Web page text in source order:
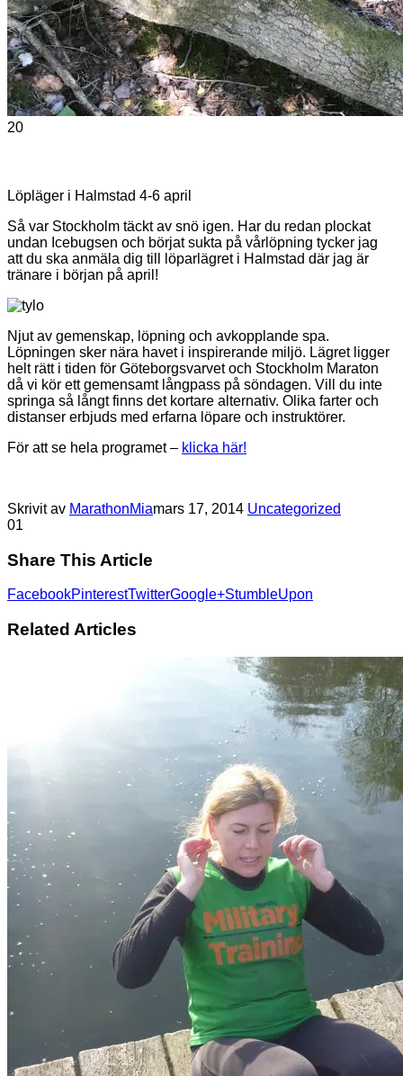
20
Löpläger i Halmstad 4-6 april
Så var Stockholm täckt av snö igen. Har du redan plockat
undan Icebugsen och börjat sukta på vårlöpning tycker jag
att du ska anmäla dig till löparlägret i Halmstad där jag är
tränare i början på april!
Njut av gemenskap, löpning och avkopplande spa.
Löpningen sker nära havet i inspirerande miljö. Lägret ligger
helt rätt i tiden för Göteborgsvarvet och Stockholm Maraton
då vi kör ett gemensamt långpass på söndagen. Vill du inte
springa så långt finns det kortare alternativ. Olika farter och
distanser erbjuds med erfarna löpare och instruktörer.
För att se hela programet – klicka här!
Skrivit av MarathonMiamars 17, 2014 Uncategorized
01
Share This Article
FacebookPinterestTwitterGoogle+StumbleUpon
Related Articles